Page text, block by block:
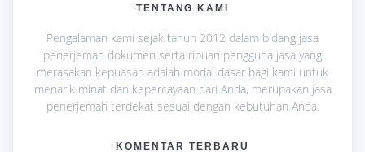
TENTANG KAMI
Pengalaman kami sejak tahun 2012 dalam bidang jasa
penerjemah dokumen serta ribuan pengguna jasa yang
merasakan kepuasan adalah modal dasar bagi kami untuk
menarik minat dan kepercayaan dari Anda, merupakan jasa
penerjemah terdekat sesuai dengan kebutuhan Anda.
KOMENTAR TERBARU